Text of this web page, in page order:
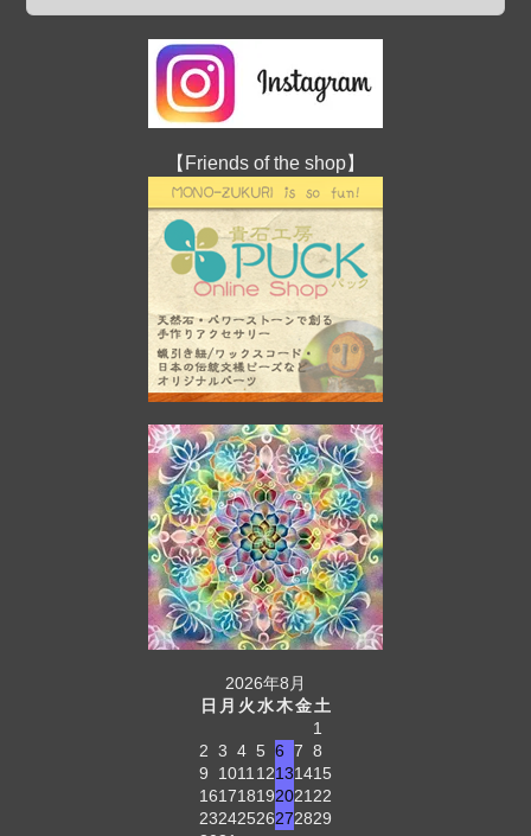
【Friends of the shop】
2026年8月
日 月 火水木金土
1
2 3 4 5 6 7 8
9
1011 12131415
161718192021 22
23242526272829